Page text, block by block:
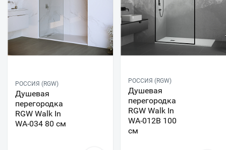
РОССИЯ (RGW)
Душевая
перегородка
RGW Walk In
WA-034 80 см
РОССИЯ (RGW)
Душевая
перегородка
RGW Walk In
WA-012B 100
см